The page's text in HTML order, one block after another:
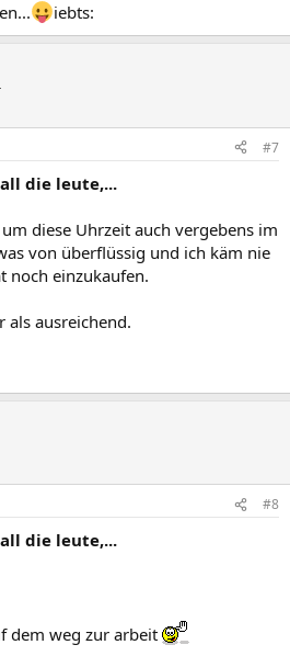
iebts:
#7
die leute,...
diese Uhrzeit auch vergebens im
von überflüssig und ich käm nie
noch einzukaufen.
ausreichend.
#8
die leute,...
dem weg zur arbeit